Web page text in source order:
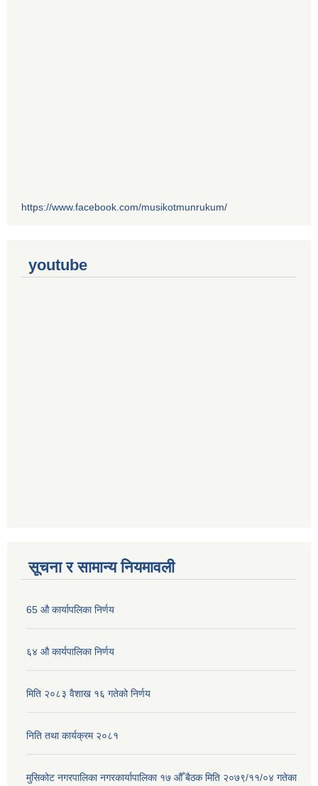
https://www.facebook.com/musikotmunrukum/
youtube
सूचना र सामान्य नियमावली
65 औ कार्यापलिका निर्णय
६४ औ कार्यपालिका निर्णय
मिति २०८३ वैशाख १६ गतेको निर्णय
निति तथा कार्यक्रम २०८१
मुसिकोट नगरपालिका नगरकार्यापालिका १७ औँ बैठक मिति २०७९/११/०४ गतेका